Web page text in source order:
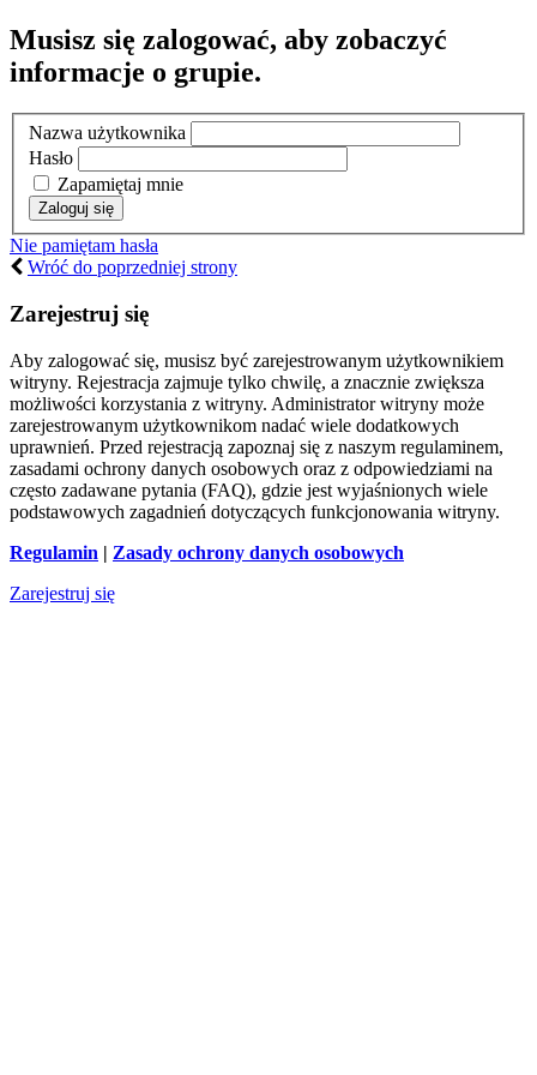
Musisz się zalogować, aby zobaczyć
informacje o grupie.
Nazwa użytkownika
Hasło
Zapamiętaj mnie
Nie pamiętam hasła
Wróć do poprzedniej strony
Zarejestruj się
Aby zalogować się, musisz być zarejestrowanym użytkownikiem
witryny. Rejestracja zajmuje tylko chwilę, a znacznie zwiększa
możliwości korzystania z witryny. Administrator witryny może
zarejestrowanym użytkownikom nadać wiele dodatkowych
uprawnień. Przed rejestracją zapoznaj się z naszym regulaminem,
zasadami ochrony danych osobowych oraz z odpowiedziami na
często zadawane pytania (FAQ), gdzie jest wyjaśnionych wiele
podstawowych zagadnień dotyczących funkcjonowania witryny.
Regulamin | Zasady ochrony danych osobowych
Zarejestruj się